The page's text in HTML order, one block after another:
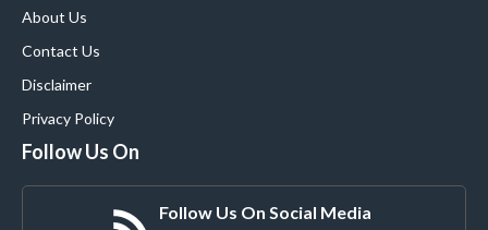
About Us
Contact Us
Disclaimer
Privacy Policy
Follow Us On
Follow Us On Social Media